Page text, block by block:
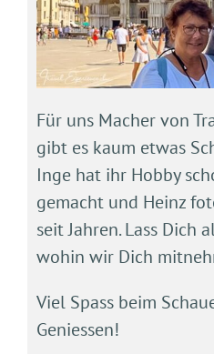
Für uns Macher von
gibt es kaum etwas
Inge hat ihr Hobby
gemacht und Heinz
seit Jahren. Lass Dich
wohin wir Dich
Viel Spass beim
Geniessen!